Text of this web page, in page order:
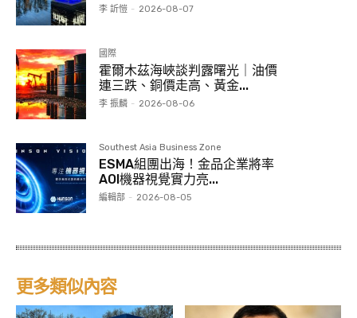
李 訢愷 - 2026-08-07
國際
霍爾木茲海峽談判露曙光｜油價
連三跌、銅價走高、黃金...
李 振麟 - 2026-08-06
Southest Asia Business Zone
ESMA組團出海！金品企業將率
AOI機器視覺實力亮...
編輯部 - 2026-08-05
更多類似內容